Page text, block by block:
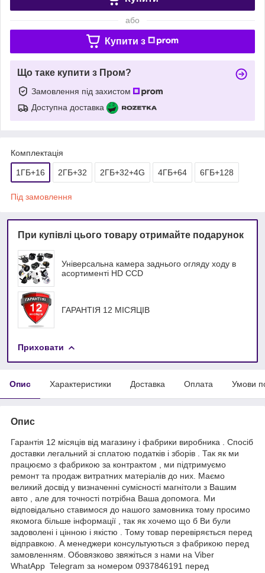
або
Купити з
Що таке купити з Пром?
Замовлення під захистом
Доступна доставка
Комплектація
1ГБ+16 2ГБ+32 2ГБ+32+4G 4ГБ+64 6ГБ+128
Під замовлення
При купівлі цього товару отримайте подарунок
Універсальна камера заднього огляду ходу в
асортименті HD ССD
ГАРАНТІЯ 12 МІСЯЦІВ
Приховати
Опис Характеристики Доставка Оплата Умови
Опис
Гарантія 12 місяців від магазину і фабрики виробника . Спосіб
доставки легальний зі сплатою податків і зборів . Так як ми
працюємо з фабрикою за контрактом , ми підтримуємо
ремонт та продаж витратних матеріалів до них. Маємо
великий досвід у визначенні сумісності магнітоли з Вашим
авто , але для точності потрібна Ваша допомога. Ми
відповідально ставимося до нашого замовника тому просимо
якомога більше інформації , так як хочемо що б Ви були
задоволені і цінною і якістю . Тому товар перевіряється перед
відправкою. А менеджери консультуються з фабрикою перед
замовленням. Обовязково звяжіться з нами на Viber
WhatApp Telegram за номером 0937846191 перед